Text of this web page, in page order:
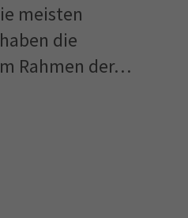
meisten
die
Rahmen der…